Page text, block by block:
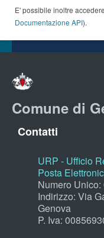
E' possibile inoltre
Documentazione API).
Comune di
Contatti
URP - Ufficio
Posta
Numero Unico:
Indirizzo: Via
Genova
P. Iva: